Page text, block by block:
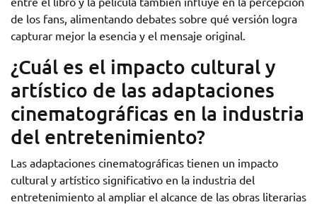
de los fans, alimentando debates sobre qué versión logra
capturar mejor la esencia y el mensaje original.
¿Cuál es el impacto cultural y
artístico de las adaptaciones
cinematográficas en la industria
del entretenimiento?
Las adaptaciones cinematográficas tienen un impacto
cultural y artístico significativo en la industria del
entretenimiento al ampliar el alcance de las obras literarias